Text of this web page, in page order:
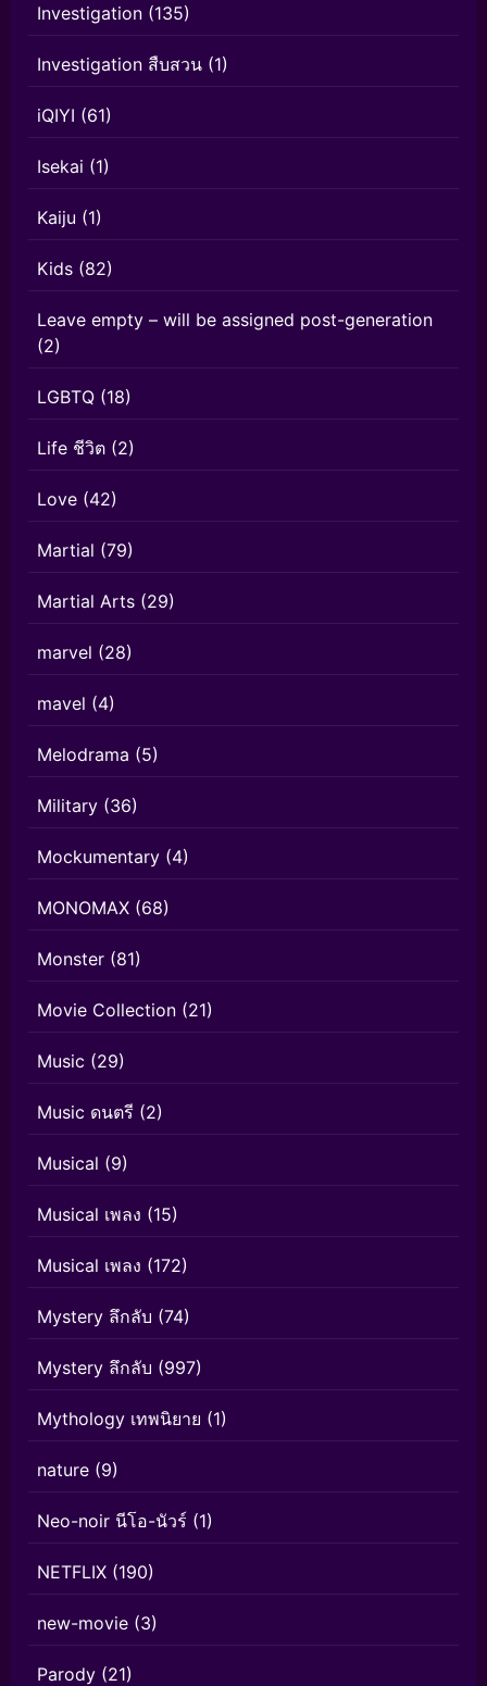
Investigation (135)
Investigation สืบสวน (1)
iQIYI (61)
Isekai (1)
Kaiju (1)
Kids (82)
Leave empty – will be assigned post-generation
(2)
LGBTQ (18)
Life ชีวิต (2)
Love (42)
Martial (79)
Martial Arts (29)
marvel (28)
mavel (4)
Melodrama (5)
Military (36)
Mockumentary (4)
MONOMAX (68)
Monster (81)
Movie Collection (21)
Music (29)
Music ดนตรี (2)
Musical (9)
Musical เพลง (15)
Musical เพลง (172)
Mystery ลึกลับ (74)
Mystery ลึกลับ (997)
Mythology เทพนิยาย (1)
nature (9)
Neo-noir นีโอ-นัวร์ (1)
NETFLIX (190)
new-movie (3)
Parody (21)